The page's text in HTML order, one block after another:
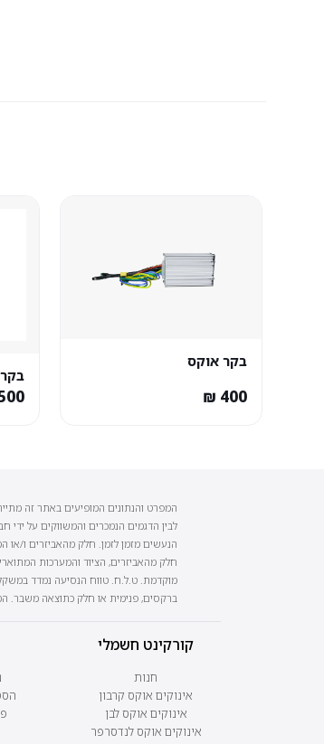
בקר אוקס
בקר
המפרט והנתונים המופיעים באתר זה
לבין הדגמים הנמכרים והמשווקים על ידי
הנעשים מזמן לזמן. חלק מהאביזרים ו/או
חלק מהאביזרים, הציוד והמערכות
ברקסים, פנימית או חלק כתוצאה משבר. המכירה באתר מגיל 18 בלבד ובכפוף להצגת ת"ז. חובה חבישת
קורקינט חשמלי
חנות
אינוקים אוקס קרבון
אינוקים אוקס לבן
אינוקים אוקס לנדסרפר